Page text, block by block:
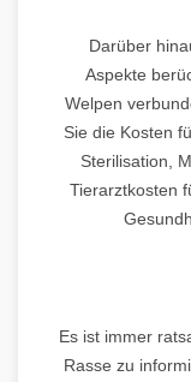
Darüber
Aspekte
Welpen
Sie die Kosten
Sterilisation,
Tierarztkosten
Es ist immer
Rasse zu